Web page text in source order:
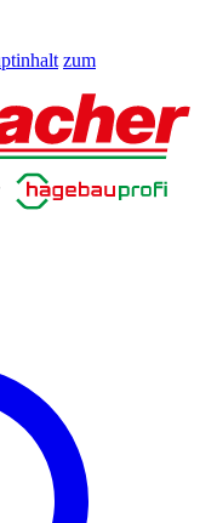
zum